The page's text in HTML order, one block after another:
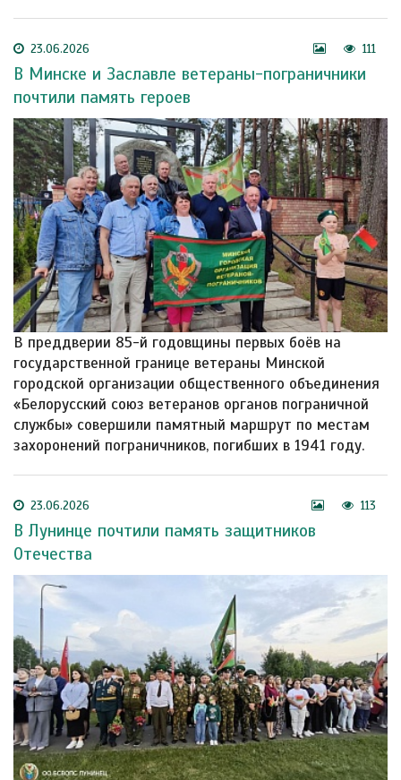
23.06.2026 111
В Минске и Заславле ветераны-пограничники
почтили память героев
В преддверии 85-й годовщины первых боёв на
государственной границе ветераны Минской
городской организации общественного объединения
«Белорусский союз ветеранов органов пограничной
службы» совершили памятный маршрут по местам
захоронений пограничников, погибших в 1941 году.
23.06.2026 113
В Лунинце почтили память защитников
Отечества